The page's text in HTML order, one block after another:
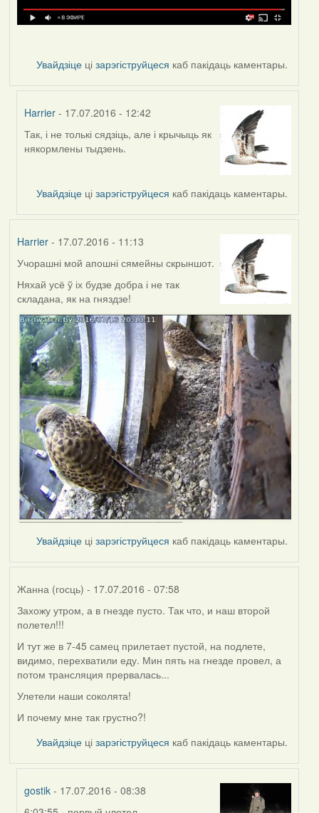
Увайдзіце цізарэгіструйцеся каб пакідаць каментары.
Harrier - 17.07.2016 - 12:42
In
reply
VoV
Так, і не толькі сядзіць, але і крычыць як
някормлены тыдзень.
Увайдзіце цізарэгіструйцеся каб пакідаць каментары.
Harrier- 17.07.2016 - 11:13
Учорашні мой апошні сямейны скрыншот.
Няхай усё ў іх будзе добра і не так
складана, як на гняздзе!
Увайдзіце цізарэгіструйцеся каб пакідаць каментары.
Жанна (госць) - 17.07.2016 - 07:58
Захожу утром, а в гнезде пусто. Так что, и наш второй
полетел!!!
И тут же в 7-45 самец прилетает пустой, на подлете,
видимо, перехватили еду. Мин пять на гнезде провел, а
потом трансляция прервалась...
Улетели наши соколята!
И почему мне так грустно?!
Увайдзіце цізарэгіструйцеся каб пакідаць каментары.
gostik - 17.07.2016 - 08:38